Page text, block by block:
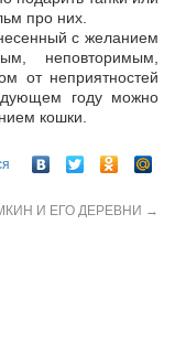
про них.
с желанием
неповторимым,
от неприятностей
году можно
кошки.
И ЕГО ДЕРЕВНИ →